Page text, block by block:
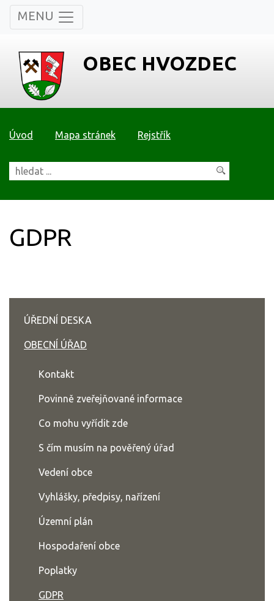
MENU
OBEC HVOZDEC
Úvod Mapa stránek Rejstřík
GDPR
ÚŘEDNÍ DESKA
OBECNÍ ÚŘAD
Kontakt
Povinně zveřejňované informace
Co mohu vyřídit zde
S čím musím na pověřený úřad
Vedení obce
Vyhlášky, předpisy, nařízení
Územní plán
Hospodaření obce
Poplatky
GDPR